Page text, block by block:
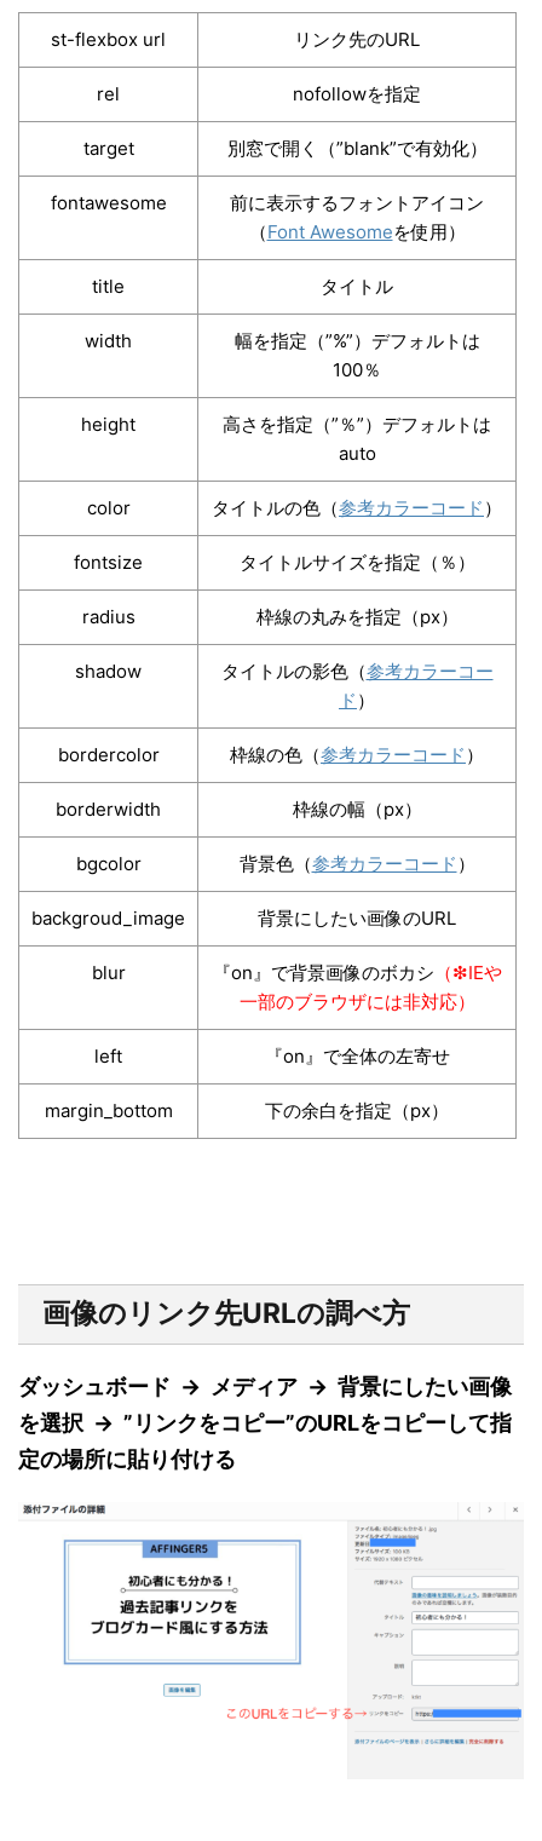
st-flexbox url リンク先のURL
rel nofollowを指定
target 別窓で開く（”blank”で有効化）
fontawesome
前に表示するフォントアイコン
（Font Awesomeを使用）
title タイトル
width
幅を指定（”%”）デフォルトは
100％
height
高さを指定（”％”）デフォルトは
auto
color タイトルの色（参考カラーコード ）
fontsize タイトルサイズを指定（％）
radius 枠線の丸みを指定（px）
shadow タイトルの影色（参考カラーコー
ド ）
bordercolor 枠線の色（参考カラーコード ）
borderwidth 枠線の幅（px）
bgcolor 背景色（参考カラーコード ）
backgroud_image 背景にしたい画像のURL
blur 『on』で背景画像のボカシ （❇︎IEや
一部のブラウザには非対応）
left 『on』で全体の左寄せ
margin_bottom 下の余白を指定（px）
画像のリンク先URLの調べ方
ダッシュボード → メディア → 背景にしたい画像
を選択 → ”リンクをコピー”のURLをコピーして指
定の場所に貼り付ける